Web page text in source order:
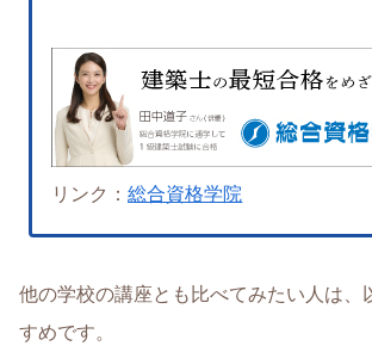
リンク：総合資格学院
他の学校の講座とも比べてみたい人は、
すめです。